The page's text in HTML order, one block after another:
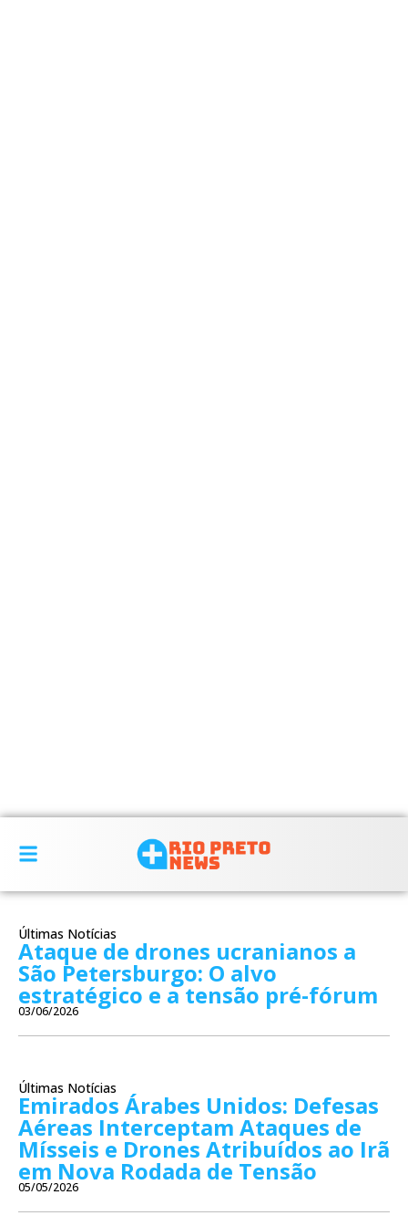
Últimas Notícias
Ataque de drones ucranianos a
São Petersburgo: O alvo
estratégico e a tensão pré-fórum
03/06/2026
Últimas Notícias
Emirados Árabes Unidos: Defesas
Aéreas Interceptam Ataques de
Mísseis e Drones Atribuídos ao Irã
em Nova Rodada de Tensão
05/05/2026